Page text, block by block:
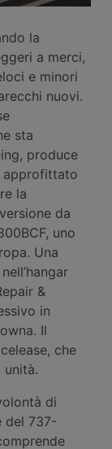
la
a merci,
e minori
nuovi.
sta
produce
approfittato
la
da
uno
Una
&
in
Il
che
unità.
di
del 737-